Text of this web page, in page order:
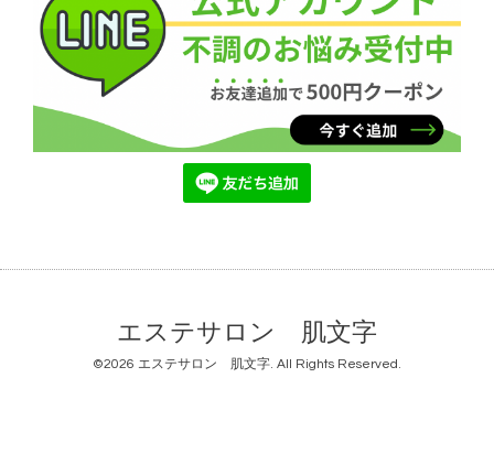
エステサロン 肌文字
©2026 エステサロン 肌文字. All Rights Reserved.